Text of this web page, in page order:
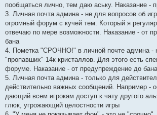
и
е
пообщаться лично, тем даю аську. Наказание -
3. Личная почта админа - не для вопросов об
огромный форум с кучей тем. Который я
отвечаю по мере возможности. Наказание - от
бана
4. Пометка "СРОЧНО!" в личной почте админа -
"пропавших" 14к кристаллов. Для этого есть
форуме. Наказание - от предупреждение до бана
5. Личная почта админа - только для
действительно важных сообщений. Например -
дающий всем игрокам доступ к чату другого
глюк, угрожающий целостности игры